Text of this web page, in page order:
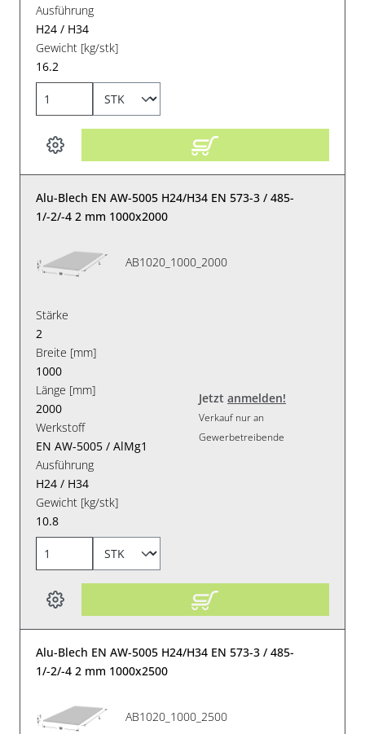
Ausführung
H24 / H34
Gewicht [kg/stk]
16.2
Alu-Blech EN AW-5005 H24/H34 EN 573-3 / 485-
1/-2/-4 2 mm 1000x2000
AB1020_1000_2000
Stärke
2
Breite [mm]
1000
Länge [mm]
2000
Werkstoff
EN AW-5005 / AlMg1
Ausführung
H24 / H34
Gewicht [kg/stk]
10.8
Jetzt anmelden!
Verkauf nur an
Gewerbetreibende
Alu-Blech EN AW-5005 H24/H34 EN 573-3 / 485-
1/-2/-4 2 mm 1000x2500
AB1020_1000_2500